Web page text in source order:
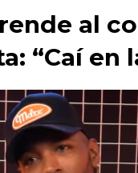
al
“Caí en